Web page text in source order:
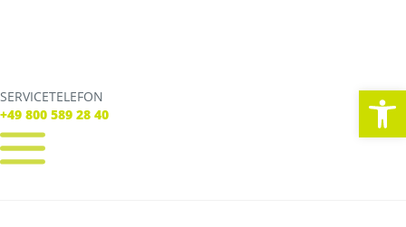
SERVICETELEFON
+49 800 589 28 40
SERVICE TELEFON
+49 800 589 28 40